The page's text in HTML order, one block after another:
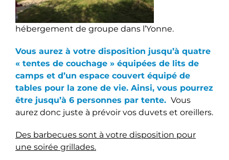
hébergement de groupe dans l’Yonne.
Vous aurez à votre disposition jusqu’à quatre
« tentes de couchage » équipées de lits de
camps et d’un espace couvert équipé de
tables pour la zone de vie. Ainsi, vous pourrez
être jusqu’à 6 personnes par tente. Vous
aurez donc juste à prévoir vos duvets et oreillers.
Des barbecues sont à votre disposition pour
une soirée grillades.